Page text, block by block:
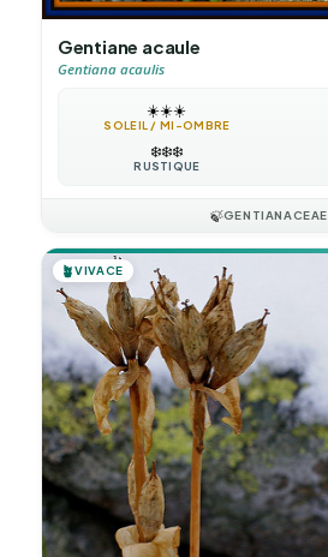
Gentiane acaule
Gentiana acaulis
☀️☀️☀️
SOLEIL / MI-OMBRE
❄️❄️❄️
RUSTIQUE
🍃GENTIANACEAE
🪴VIVACE